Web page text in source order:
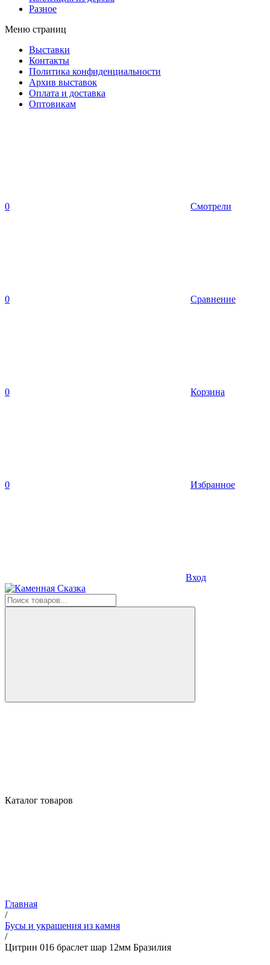
Разное
Меню страниц
Выставки
Контакты
Политика конфиденциальности
Архив выставок
Оплата и доставка
Оптовикам
0 Смотрели
0 Сравнение
0 Корзина
0 Избранное
Вход
Каталог товаров
Главная
/
Бусы и украшения из камня
/
Цитрин 016 браслет шар 12мм Бразилия